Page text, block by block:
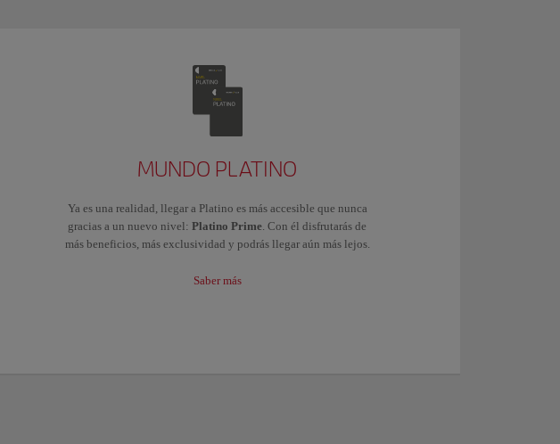
MUNDO PLATINO
Ya es una realidad, llegar a Platino es más accesible que nunca
gracias a un nuevo nivel:Platino Prime. Con él disfrutarás de
más beneficios, más exclusividad y podrás llegar aún más lejos.
Saber más